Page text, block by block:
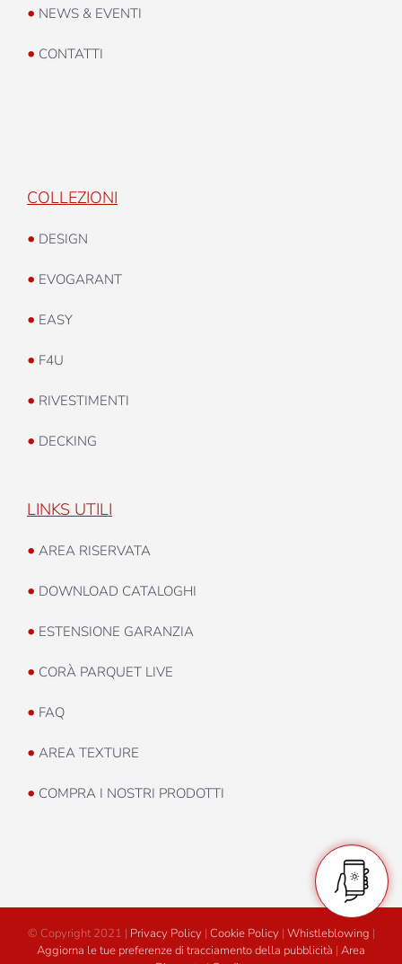
• NEWS & EVENTI
• CONTATTI
COLLEZIONI
• DESIGN
• EVOGARANT
• EASY
• F4U
• RIVESTIMENTI
• DECKING
LINKS UTILI
• AREA RISERVATA
• DOWNLOAD CATALOGHI
• ESTENSIONE GARANZIA
• CORÀ PARQUET LIVE
• FAQ
• AREA TEXTURE
• COMPRA I NOSTRI PRODOTTI
© Copyright 2021 | Privacy Policy | Cookie Policy | Whistleblowing |
Aggiorna le tue preferenze di tracciamento della pubblicità | Area